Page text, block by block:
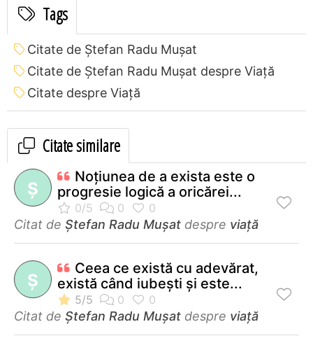
Tags
Citate de Ştefan Radu Muşat
Citate de Ştefan Radu Muşat despre Viață
Citate despre Viață
Citate similare
Ş
Noțiunea de a exista este o
progresie logică a oricărei...
Citat de Ştefan Radu Muşat despre viață
Ş
Ceea ce există cu adevărat,
există când iubeşti şi este...
Citat de Ştefan Radu Muşat despre viață